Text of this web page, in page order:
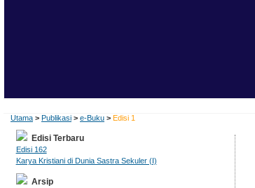
Utama > Publikasi > e-Buku > Edisi 1
Edisi Terbaru
Edisi 162
Karya Kristiani di Dunia Sastra Sekuler (I)
Arsip